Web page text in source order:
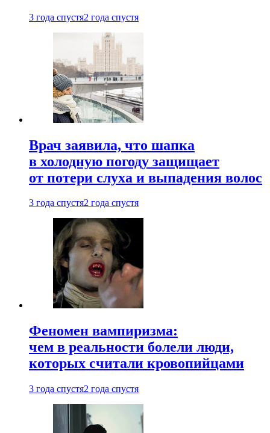
3 года спустя2 года спустя
Врач заявила, что шапка
в холодную погоду защищает
от потери слуха и выпадения волос
3 года спустя2 года спустя
Феномен вампиризма:
чем в реальности болели люди,
которых считали кровопийцами
3 года спустя2 года спустя